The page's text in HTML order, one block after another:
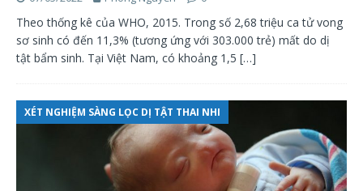
Theo thống kê của WHO, 2015. Trong số 2,68 triệu ca tử vong
sơ sinh có đến 11,3% (tương ứng với 303.000 trẻ) mất do dị
tật bẩm sinh. Tại Việt Nam, có khoảng 1,5 […]
XÉT NGHIỆM SÀNG LỌC DỊ TẬT THAI NHI